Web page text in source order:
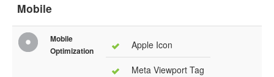
Mobile
Mobile
Optimization
Apple Icon
Meta Viewport Tag